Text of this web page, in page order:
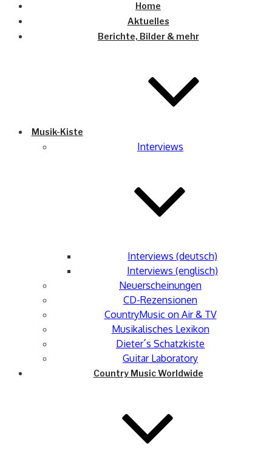
Home
Aktuelles
Berichte, Bilder & mehr
Musik-Kiste
Interviews
Interviews (deutsch)
Interviews (englisch)
Neuerscheinungen
CD-Rezensionen
CountryMusic on Air & TV
Musikalisches Lexikon
Dieter´s Schatzkiste
Guitar Laboratory
Country Music Worldwide